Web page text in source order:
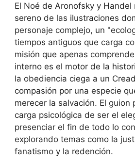
El Noé de Aronofsky y Handel
sereno de las ilustraciones
personaje complejo, un
tiempos antiguos que carga
misión que apenas
interno es el motor de la
la obediencia ciega a un
compasión por una especie
merecer la salvación. El guion
carga psicológica de ser el
presenciar el fin de todo lo
explorando temas como la
fanatismo y la redención.